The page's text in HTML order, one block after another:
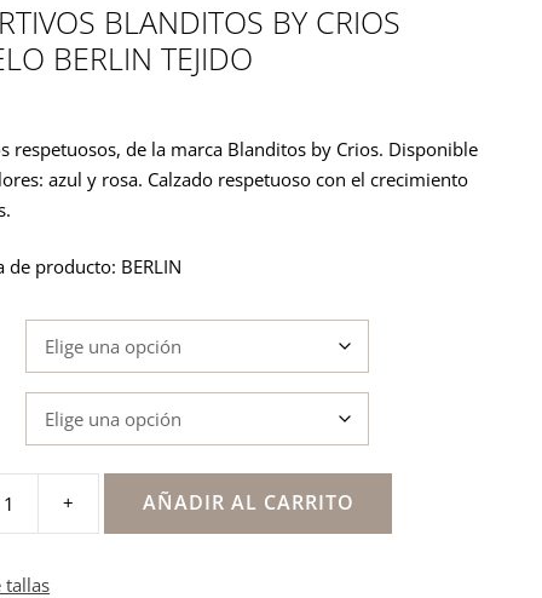
BLANDITOS BY CRIOS
BERLIN TEJIDO
respetuosos, de la marca Blanditos by Crios. Disponible
azul y rosa. Calzado respetuoso con el crecimiento
de producto: BERLIN
+ AÑADIR AL CARRITO
tallas